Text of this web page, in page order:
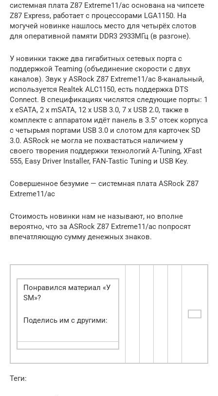
системная плата Z87 Extreme11/ac основана на чипсете
Z87 Express, работает с процессорами LGA1150. На
могучей новинке нашлось место для четырёх слотов
для оперативной памяти DDR3 2933МГц (в разгоне).
У новинки также два гигабитных сетевых порта с
поддержкой Teaming (объединение скорости с двух
каналов). Звук у ASRock Z87 Extreme11/ac 8-канальный,
используется Realtek ALC1150, есть поддержка DTS
Connect. В спецификациях числятся следующие порты: 1
x eSATA, 2 x mSATA, 12 x USB 3.0, 7 x USB 2.0, также в
комплекте с аппаратом идёт панель в 3.5″ отсек корпуса
с четырьмя портами USB 3.0 и слотом для карточек SD
3.0. ASRock не могла не похвастаться наличием у
своего творения поддержки технологий A-Tuning, XFast
555, Easy Driver Installer, FAN-Tastic Tuning и USB Key.
Совершенное безумие — системная плата ASRock Z87
Extreme11/ac
Стоимость новинки нам не называют, но вполне
вероятно, что за ASRock Z87 Extreme11/ac попросят
впечатляющую сумму денежных знаков.
Понравился материал «У
SM»?
Поделись им с другими:
Теги: